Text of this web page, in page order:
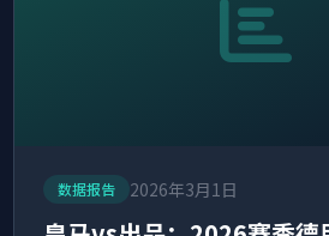
数据报告 2026年3月1日